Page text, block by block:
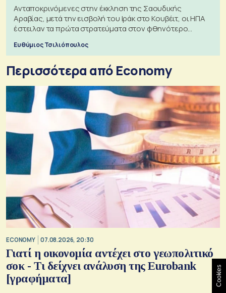
Ανταποκρινόμενες στην έκκληση της Σαουδικής
Αραβίας, μετά την εισβολή του Ιράκ στο Κουβέιτ, οι ΗΠΑ
έστειλαν τα πρώτα στρατεύματα στον φθηνότερο
Ευθύμιος Τσιλιόπουλος
Περισσότερα από Economy
ECONOMY 07.08.2026, 20:30
Γιατί η οικονομία αντέχει στο γεωπολιτικό
σοκ - Τι δείχνει ανάλυση της Eurobank
[γραφήματα]
Cookies